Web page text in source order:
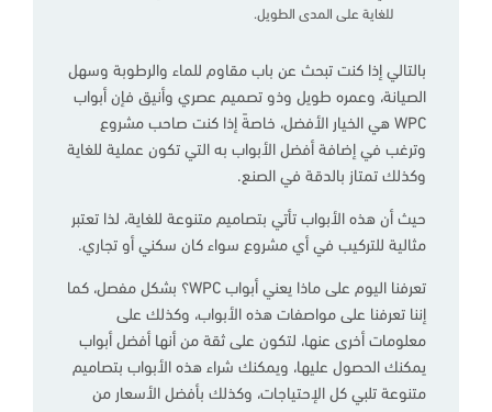
للغاية على المدى الطويل.
بالتالي إذا كنت تبحث عن باب مقاوم للماء والرطوبة وسهل
الصيانة، وعمره طويل وذو تصميم عصري وأنيق فإن أبواب
WPC هي الخيار الأفضل، خاصةً إذا كنت صاحب مشروع
وترغب في إضافة أفضل الأبواب به التي تكون عملية للغاية
وكذلك تمتاز بالدقة في الصنع.
حيث أن هذه الأبواب تأتي بتصاميم متنوعة للغاية، لذا تعتبر
مثالية للتركيب في أي مشروع سواء كان سكني أو تجاري.
تعرفنا اليوم على ماذا يعني أبواب WPC؟ بشكل مفصل، كما
إننا تعرفنا على مواصفات هذه الأبواب، وكذلك على
معلومات أخرى عنها، لتكون على ثقة من أنها أفضل أبواب
يمكنك الحصول عليها، ويمكنك شراء هذه الأبواب بتصاميم
متنوعة تلبي كل الإحتياجات، وكذلك بأفضل الأسعار من